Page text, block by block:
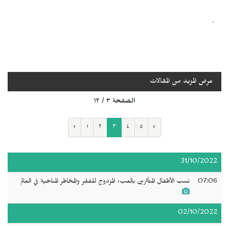
.
عرض المزيد من المقالات
الصفحة ٣ / ١٢
‹ ١ ٢ ٣ ٤ ٥ ›
31/10/2022
07:06 نسب الأطفال المتأثرين بالعبء المزدوج للفقر والمخاطر المناخية في العالم
02/10/2022